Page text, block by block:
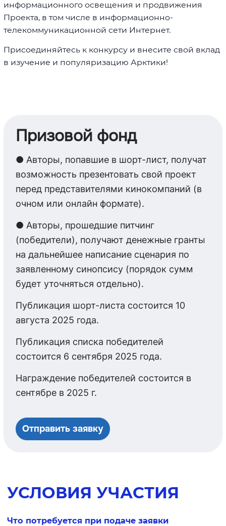
информационного освещения и продвижения
Проекта, в том числе в информационно-
телекоммуникационной сети Интернет.
Присоединяйтесь к конкурсу и внесите свой вклад
в изучение и популяризацию Арктики!
Призовой фонд
● Авторы, попавшие в шорт-лист, получат
возможность презентовать свой проект
перед представителями кинокомпаний (в
очном или онлайн формате).
● Авторы, прошедшие питчинг
(победители), получают денежные гранты
на дальнейшее написание сценария по
заявленному синопсису (порядок сумм
будет уточняться отдельно).
Публикация шорт-листа состоится 10
августа 2025 года.
Публикация списка победителей
состоится 6 сентября 2025 года.
Награждение победителей состоится в
сентябре в 2025 г.
Отправить заявку
УСЛОВИЯ УЧАСТИЯ
Что потребуется при подаче заявки